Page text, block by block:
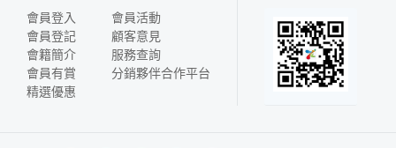
會員登入
會員登記
會籍簡介
會員有賞
精選優惠
會員活動
顧客意見
服務查詢
分銷夥伴合作平台